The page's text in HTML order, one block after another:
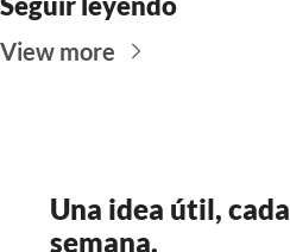
View more
Una idea útil, cada
semana.